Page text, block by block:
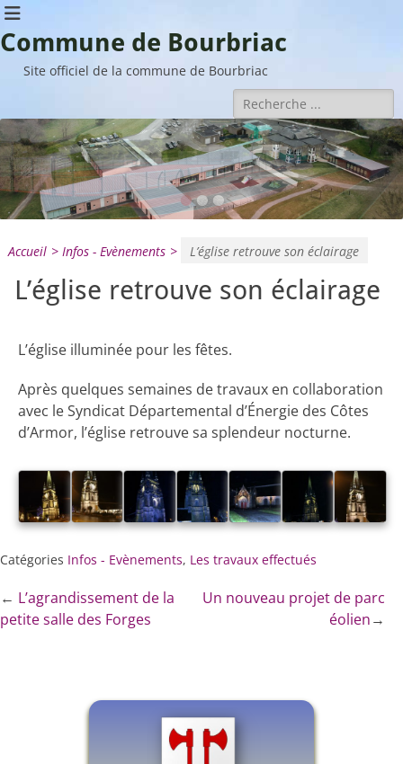
Commune de Bourbriac
Site officiel de la commune de Bourbriac
Rechercher :
•••
Accueil > Infos - Evènements > L’église retrouve son éclairage
L’église retrouve son éclairage
L’église illuminée pour les fêtes.
Après quelques semaines de travaux en collaboration
avec le Syndicat Départemental d’Énergie des Côtes
d’Armor, l’église retrouve sa splendeur nocturne.
Catégories Infos - Evènements, Les travaux effectués
← L’agrandissement de la
petite salle des Forges
Un nouveau projet de parc
éolien→